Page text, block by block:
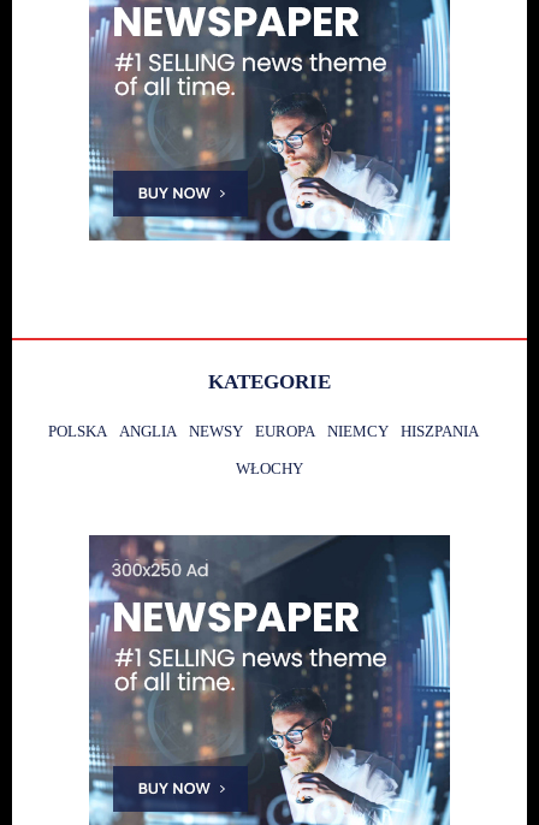
KATEGORIE
POLSKA ANGLIA NEWSY EUROPA NIEMCY HISZPANIA
WŁOCHY